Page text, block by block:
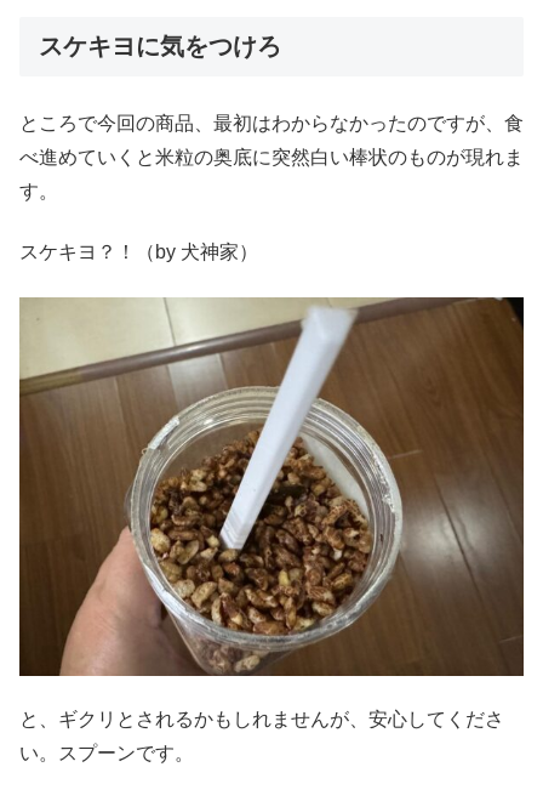
スケキヨに気をつけろ
ところで今回の商品、最初はわからなかったのですが、食
べ進めていくと米粒の奥底に突然白い棒状のものが現れま
す。
スケキヨ？！（by 犬神家）
と、ギクリとされるかもしれませんが、安心してくださ
い。スプーンです。